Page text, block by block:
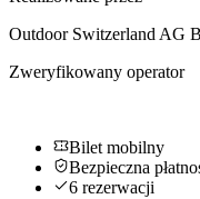
Outdoor Switzerland AG
Zweryfikowany operator
Bilet mobilny
Bezpieczna
6 rezerwacji